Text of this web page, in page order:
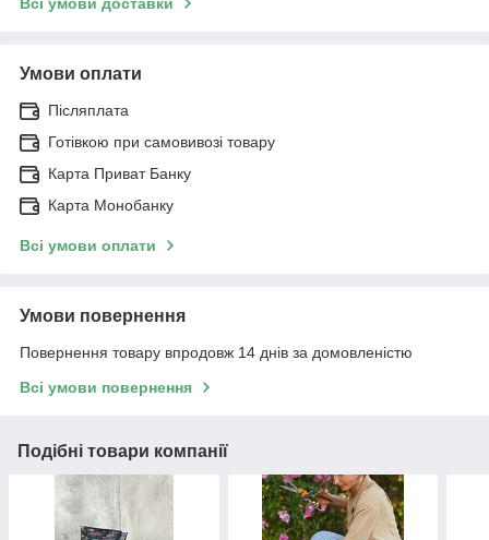
Умови оплати
Післяплата
Готівкою при самовивозі товару
Карта Приват Банку
Карта Монобанку
Всі умови оплати
Умови повернення
Повернення товару впродовж 14 днів за домовленістю
Всі умови повернення
Подібні товари компанії